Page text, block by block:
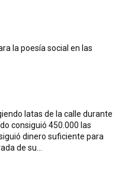
la poesía social en las
latas de la calle durante
consiguió 450.000 las
dinero suficiente para
de su...